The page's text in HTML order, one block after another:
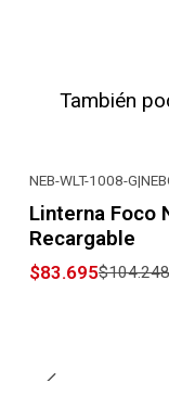
También
NEB-WLT-1008-G|
Linterna Foco
Recargable
$83.695$104.248